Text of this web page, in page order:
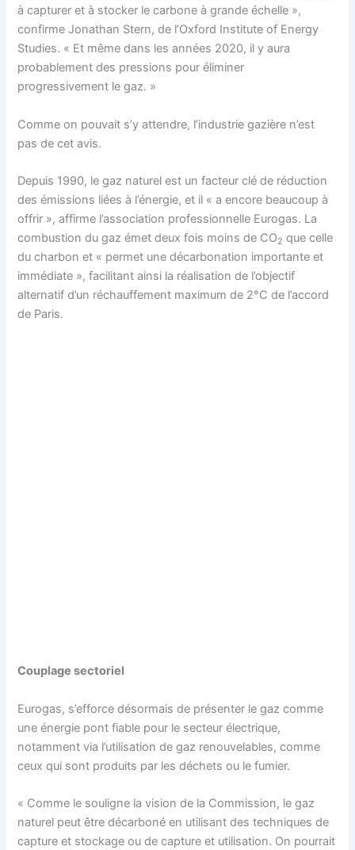
à capturer et à stocker le carbone à grande échelle »,
confirme Jonathan Stern, de l’Oxford Institute of Energy
Studies. « Et même dans les années 2020, il y aura
probablement des pressions pour éliminer
progressivement le gaz. »
Comme on pouvait s’y attendre, l’industrie gazière n’est
pas de cet avis.
Depuis 1990, le gaz naturel est un facteur clé de réduction
des émissions liées à l’énergie, et il « a encore beaucoup à
offrir », affirme l’association professionnelle Eurogas. La
combustion du gaz émet deux fois moins de CO2 que celle
du charbon et « permet une décarbonation importante et
immédiate », facilitant ainsi la réalisation de l’objectif
alternatif d’un réchauffement maximum de 2°C de l’accord
de Paris.
Couplage sectoriel
Eurogas, s’efforce désormais de présenter le gaz comme
une énergie pont fiable pour le secteur électrique,
notamment via l’utilisation de gaz renouvelables, comme
ceux qui sont produits par les déchets ou le fumier.
« Comme le souligne la vision de la Commission, le gaz
naturel peut être décarboné en utilisant des techniques de
capture et stockage ou de capture et utilisation. On pourrait